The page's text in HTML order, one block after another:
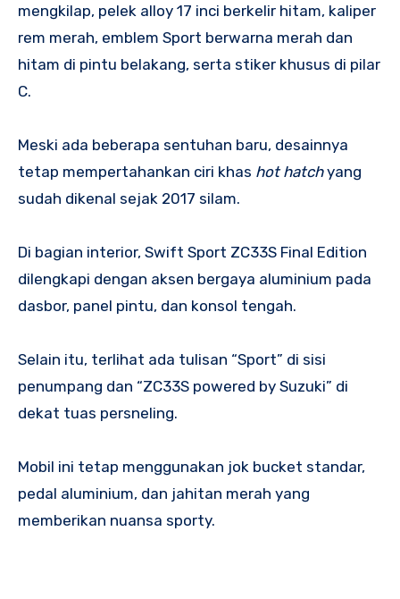
mengkilap, pelek alloy 17 inci berkelir hitam, kaliper
rem merah, emblem Sport berwarna merah dan
hitam di pintu belakang, serta stiker khusus di pilar
C.
Meski ada beberapa sentuhan baru, desainnya
tetap mempertahankan ciri khas hot hatchyang
sudah dikenal sejak 2017 silam.
Di bagian interior, Swift Sport ZC33S Final Edition
dilengkapi dengan aksen bergaya aluminium pada
dasbor, panel pintu, dan konsol tengah.
Selain itu, terlihat ada tulisan “Sport” di sisi
penumpang dan “ZC33S powered by Suzuki” di
dekat tuas persneling.
Mobil ini tetap menggunakan jok bucket standar,
pedal aluminium, dan jahitan merah yang
memberikan nuansa sporty.